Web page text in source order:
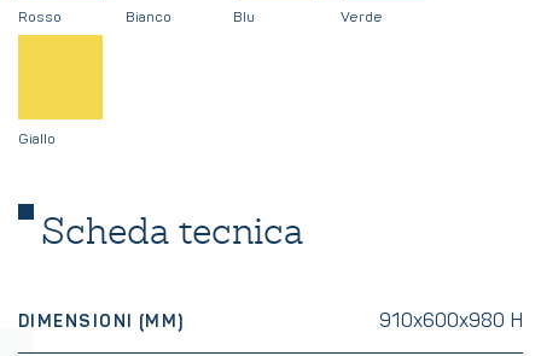
Rosso Bianco Blu Verde
Giallo
Scheda tecnica
DIMENSIONI (MM) 910x600x980 H